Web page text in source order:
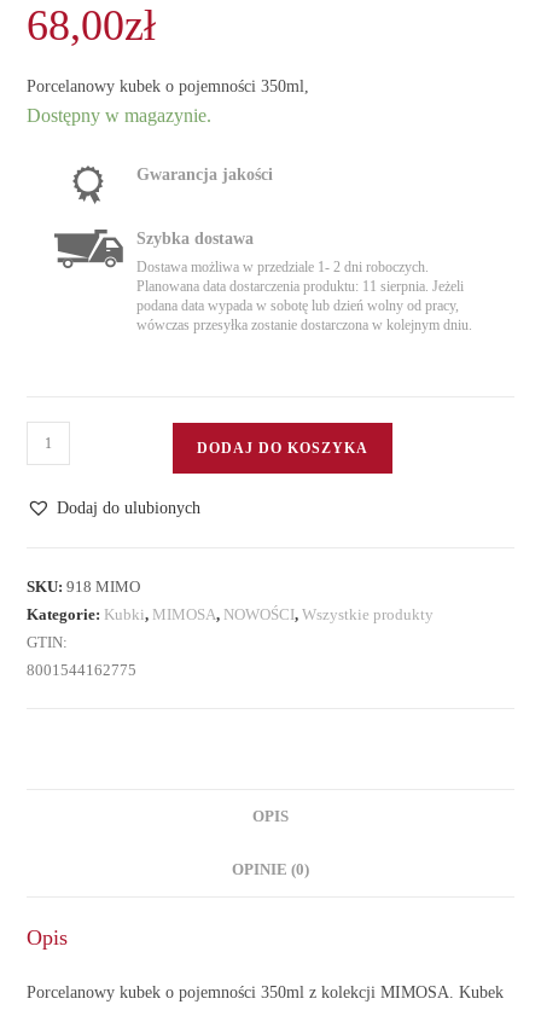
68,00zł
Porcelanowy kubek o pojemności 350ml,
Dostępny w magazynie.
Gwarancja jakości
Szybka dostawa
Dostawa możliwa w przedziale 1- 2 dni roboczych.
Planowana data dostarczenia produktu: 11 sierpnia. Jeżeli
podana data wypada w sobotę lub dzień wolny od pracy,
wówczas przesyłka zostanie dostarczona w kolejnym dniu.
ilość
Kubek
porcelanowy
DODAJ DO KOSZYKA
Dodaj do ulubionych
SKU:918 MIMO
Kategorie: Kubki, MIMOSA, NOWOŚCI,Wszystkie produkty
GTIN:
8001544162775
OPIS
OPINIE (0)
Opis
Porcelanowy kubek o pojemności 350ml z kolekcji MIMOSA. Kubek